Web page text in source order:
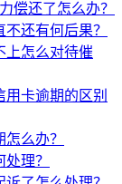
偿还了怎么办？
还有何后果？
上怎么对待催
卡逾期的区别
么办？
理？